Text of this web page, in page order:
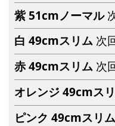
紫 51cmノーマル
白 49cmスリム 次
赤 49cmスリム 次
オレンジ 49cmス
ピンク 49cmスリム